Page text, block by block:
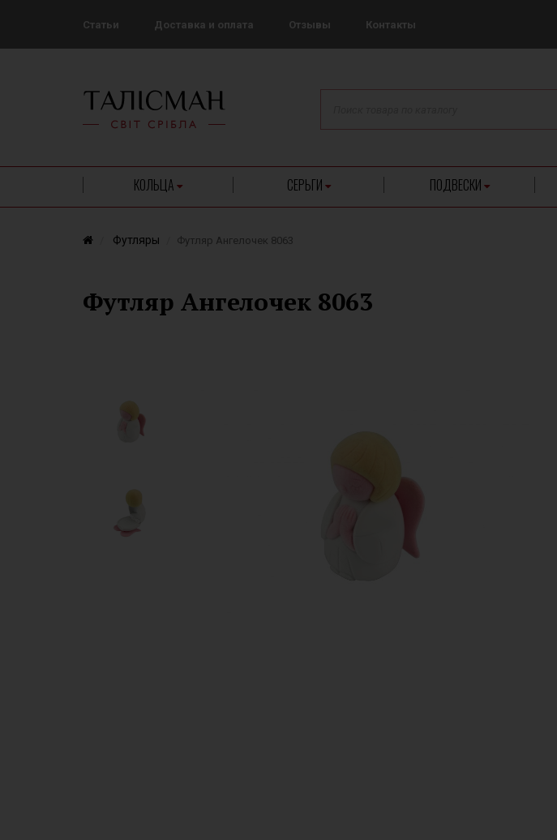
Статьи Доставка и оплата Отзывы Контакты
КОЛЬЦА СЕРЬГИ ПОДВЕСКИ
Футляры Футляр Ангелочек 8063
Футляр Ангелочек 8063